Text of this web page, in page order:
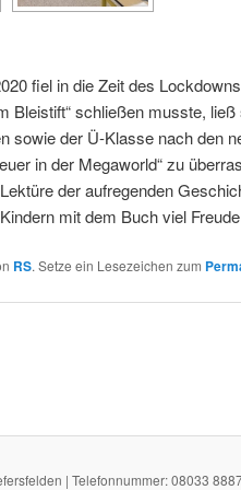
fiel in die Zeit des
Bleistift“ schließen musste,
sowie der Ü-Klasse nach den
in der Megaworld“ zu
der aufregenden
mit dem Buch viel
RS. Setze ein Lesezeichen zum
| Telefonnummer: 08033